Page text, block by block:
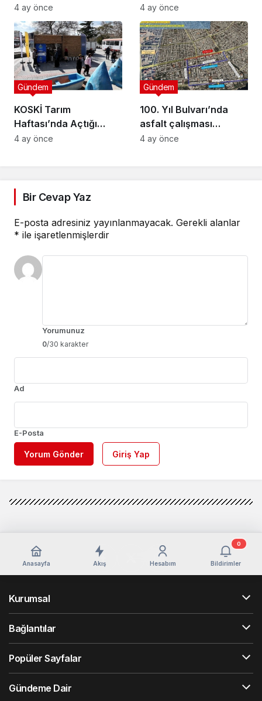
Muhtarlara Toplumsal
Cinsiyet Eşitliği
Semineri
4 ay önce
Düzenlendi
4 ay önce
KOSKİ Tarım
Haftası’nda Açtığı
Stantta Su Tasarrufu
Gündem
4 ay önce
100. Yıl Bulvarı’nda
asfalt çalışması
gerçekleştirilecek
Gündem
4 ay önce
Bir Cevap Yaz
E-posta adresiniz yayınlanmayacak. Gerekli alanlar
* ile işaretlenmişlerdir
Yorumunuz
0/30 karakter
Ad
E-Posta
Yorum Gönder Giriş Yap
Anasayfa Akış Hesabım Bildirimler
0
Kurumsal
Bağlantılar
Popüler Sayfalar
Gündeme Dair